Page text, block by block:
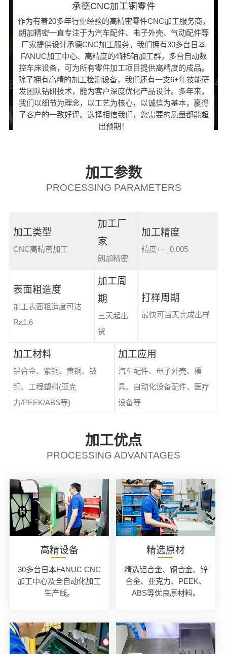
承德CNC加工铜零件
作为有着20多年行业经验的高精密零件CNC加工服务商，
朗加精密一直专注于为汽车配件、电子外壳、气动配件等
厂家提供设计承德CNC加工服务。我们拥有30多台日本
FANUC加工中心、高精度的4轴5轴加工群，多台自动数
控车床设备，可为所有零件加工项目提供高精度的成品。
除了拥有高精的加工检测设备，我们还有一支6+年技能研
发团队钻研技术，能为客户深度优化产品设计。多年来，
我们以细节为理念，以工艺为核心，以诚信为基本，赢得
了客户的一致好评。选择相信我们，您需要的质量都能超
出预期！
加工参数
PROCESSING PARAMETERS
加工类型
CNC高精密加工
加工厂
家
朗加精密
加工精度
精度+¬_0.005
表面粗造度
加工表面粗造度可达
Ra1.6
加工周
期
三天起出
货
打样周期
最快可当天完成出样
加工材料
铝合金、紫铜、黄铜、铍
铜、工程塑料(亚克
力/PEEK/ABS等)
加工应用
汽车配件、电子外壳、模
具、自动化设备配件、医疗
设备等
加工优点
PROCESSING ADVANTAGES
高精设备
30多台日本FANUC CNC
加工中心及全自动化加工
生产线。
精选原材
精选铝合金、铜合金、锌
合金、亚克力、PEEK、
ABS等优良原材料。